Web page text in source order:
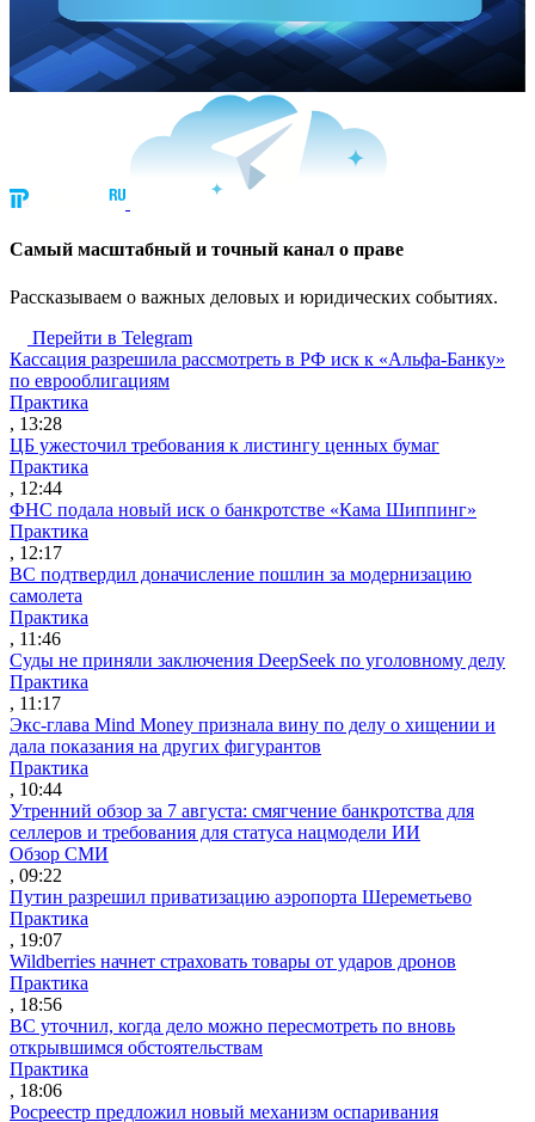
Cамый масштабный и точный канал о праве
Рассказываем о важных деловых и юридических событиях.
Перейти в Telegram
Кассация разрешила рассмотреть в РФ иск к «Альфа-Банку»
по еврооблигациям
Практика
, 13:28
ЦБ ужесточил требования к листингу ценных бумаг
Практика
, 12:44
ФНС подала новый иск о банкротстве «Кама Шиппинг»
Практика
, 12:17
ВС подтвердил доначисление пошлин за модернизацию
самолета
Практика
, 11:46
Суды не приняли заключения DeepSeek по уголовному делу
Практика
, 11:17
Экс-глава Mind Money признала вину по делу о хищении и
дала показания на других фигурантов
Практика
, 10:44
Утренний обзор за 7 августа: смягчение банкротства для
селлеров и требования для статуса нацмодели ИИ
Обзор СМИ
, 09:22
Путин разрешил приватизацию аэропорта Шереметьево
Практика
, 19:07
Wildberries начнет страховать товары от ударов дронов
Практика
, 18:56
ВС уточнил, когда дело можно пересмотреть по вновь
открывшимся обстоятельствам
Практика
, 18:06
Росреестр предложил новый механизм оспаривания